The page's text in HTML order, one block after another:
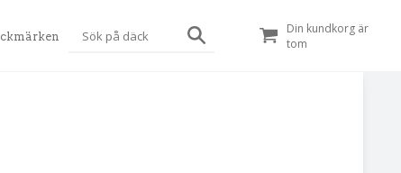
Din kundkorg är
tom